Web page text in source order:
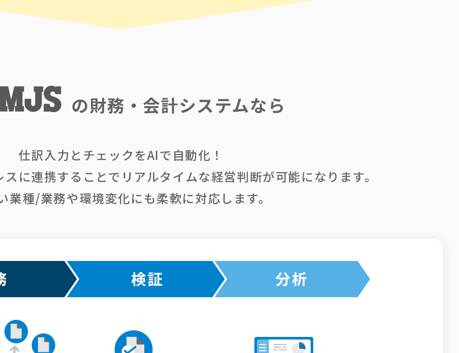
の財務・会計システムなら
仕訳入力とチェックをAIで自動化！
に連携することで リアルタイムな経営判断が可能になります。
業種/業務や環境変化にも柔軟に対応します。